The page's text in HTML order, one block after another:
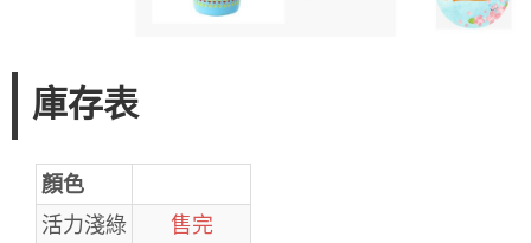
庫存表
顏色
活力淺綠
售完